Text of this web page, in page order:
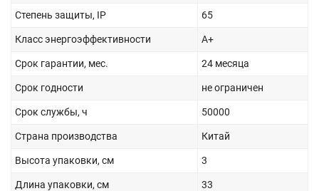
Степень защиты, IP 65
Класс энергоэффективности A+
Срок гарантии, мес. 24 месяца
Срок годности не ограничен
Срок службы, ч 50000
Страна производства Китай
Высота упаковки, см 3
Длина упаковки, см 33